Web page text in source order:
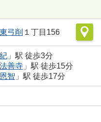
弓削 １丁目156
」駅 徒歩3分
法善寺」駅 徒歩15分
恩智 」駅 徒歩17分